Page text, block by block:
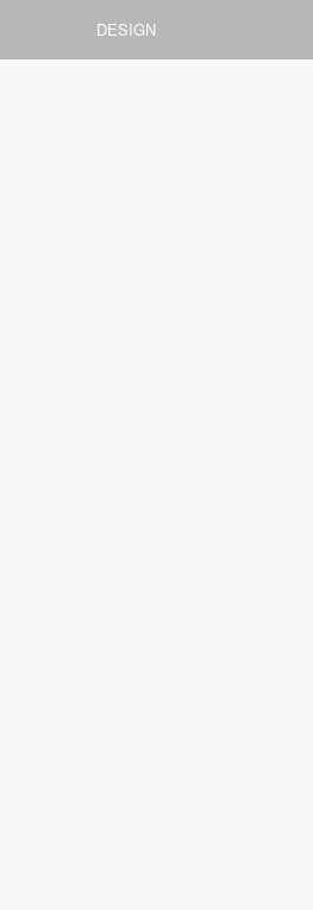
DESIGN